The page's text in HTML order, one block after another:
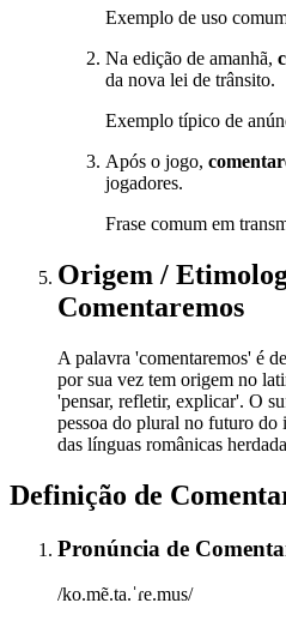
Exemplo de uso
Na edição de amanhã,
da nova lei de trânsito.
Exemplo típico de
Após o jogo,
jogadores.
Frase comum em
Origem /
Comentaremos
A palavra 'comentaremos' é
por sua vez tem origem no
'pensar, refletir, explicar'. O
pessoa do plural no futuro do
das línguas românicas
Definição de
Pronúncia de
/ko.mẽ.ta.ˈɾe.mus/